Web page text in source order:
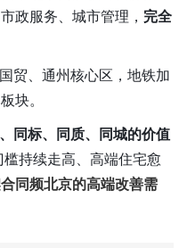
政服务、城市管理， 完全
、通州核心区 ，地铁加
块。
标、同质、同城的价值
持续走高、高端住宅愈
同频北京的高端改善需